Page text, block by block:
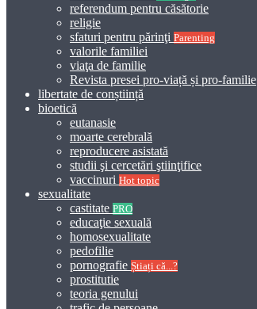
referendum pentru căsătorie
religie
sfaturi pentru părinţi Parenting
valorile familiei
viaţa de familie
Revista presei pro-viață și pro-familie
libertate de conștiință
bioetică
eutanasie
moarte cerebrală
reproducere asistată
studii şi cercetări ştiinţifice
vaccinuri Hot topic
sexualitate
castitate PRO
educaţie sexuală
homosexualitate
pedofilie
pornografie Știați că...?
prostitutie
teoria genului